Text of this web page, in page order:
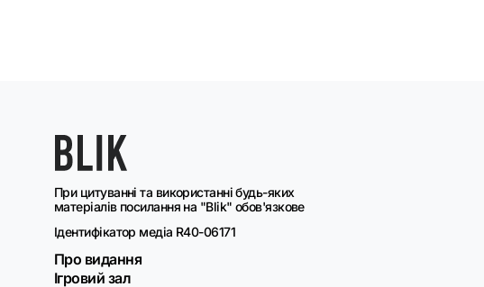
При цитуванні та використанні будь-яких
матеріалів посилання на "Blik" обов'язкове
Ідентифікатор медіа R40-06171
Про видання
Ігровий зал